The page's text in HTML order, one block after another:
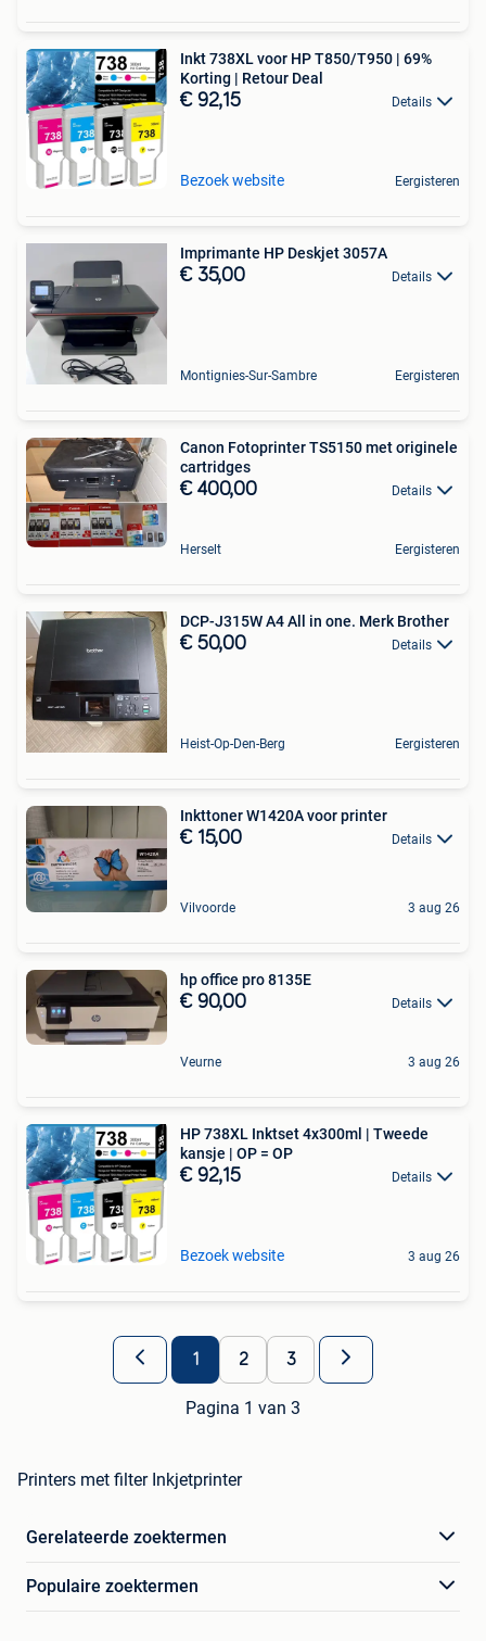
Inkt 738XL voor HP T850/T950 | 69%
Korting | Retour Deal
€ 92,15 Details
Bezoek website Eergisteren
Imprimante HP Deskjet 3057A
€ 35,00 Details
Montignies-Sur-Sambre Eergisteren
Canon Fotoprinter TS5150 met originele
cartridges
€ 400,00 Details
Herselt Eergisteren
DCP-J315W A4 All in one. Merk Brother
€ 50,00 Details
Heist-Op-Den-Berg Eergisteren
Inkttoner W1420A voor printer
€ 15,00 Details
Vilvoorde 3 aug 26
hp office pro 8135E
€ 90,00 Details
Veurne 3 aug 26
HP 738XL Inktset 4x300ml | Tweede
kansje | OP = OP
€ 92,15 Details
Bezoek website 3 aug 26
1 2 3
Pagina 1 van 3
Printers met filter Inkjetprinter
Gerelateerde zoektermen
Populaire zoektermen